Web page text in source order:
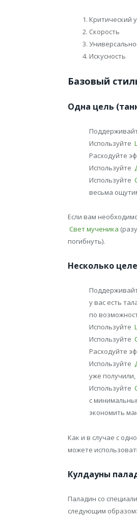
Критический
Скорость
Искусность
Базовый
Одна цель
Используйте
Расходуйте
Используйте
Используйте
весьма
Если вам
Свет мученика
погибнуть).
Несколько
у вас есть
по
Используйте
Используйте
Расходуйте
Используйте
уже
Используйте
с
экономить
Как и в случае с
можете
Кулдауны
Паладин со
следующим образом: